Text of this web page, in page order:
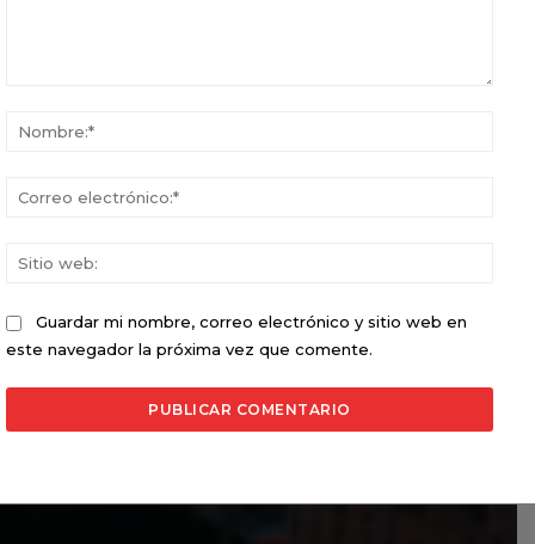
Guardar mi nombre, correo electrónico y sitio web en
este navegador la próxima vez que comente.